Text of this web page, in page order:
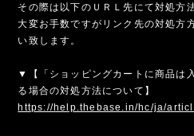
その際は以下のＵＲＬ先にて対処方
大変お手数ですがリンク先の対処方
い致します。
▼【「ショッピングカートに商品は
る場合の対処方法について】
https://help.thebase.in/hc/ja/